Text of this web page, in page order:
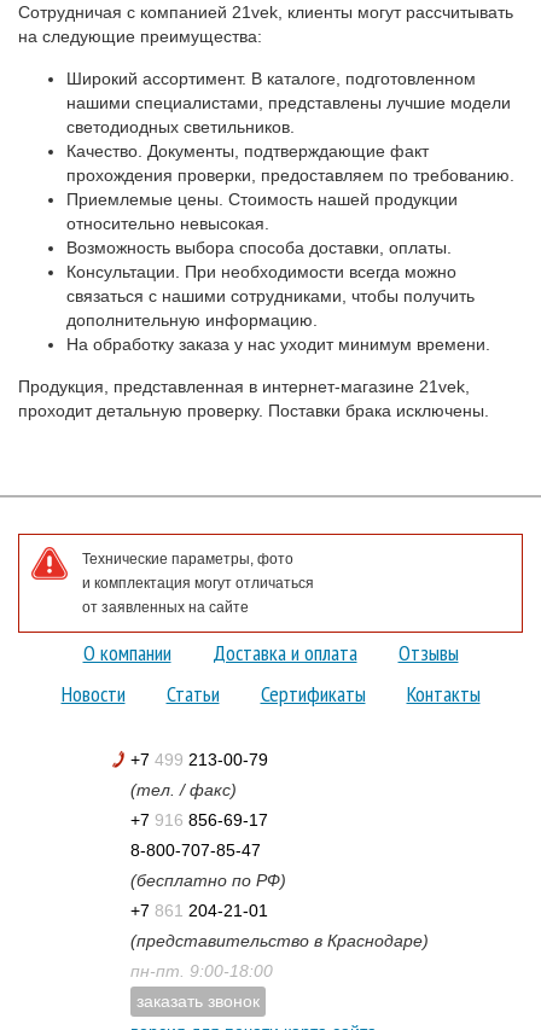
Сотрудничая с компанией 21vek, клиенты могут рассчитывать
на следующие преимущества:
Широкий ассортимент. В каталоге, подготовленном
нашими специалистами, представлены лучшие модели
светодиодных светильников.
Качество. Документы, подтверждающие факт
прохождения проверки, предоставляем по требованию.
Приемлемые цены. Стоимость нашей продукции
относительно невысокая.
Возможность выбора способа доставки, оплаты.
Консультации. При необходимости всегда можно
связаться с нашими сотрудниками, чтобы получить
дополнительную информацию.
На обработку заказа у нас уходит минимум времени.
Продукция, представленная в интернет-магазине 21vek,
проходит детальную проверку. Поставки брака исключены.
Технические параметры, фото
и комплектация могут отличаться
от заявленных на сайте
О компании Доставка и оплата
Отзывы
Новости
Статьи Сертификаты Контакты
+7 499 213-00-79
(тел. / факс)
+7 916 856-69-17
8-800-707-85-47
(бесплатно по РФ)
+7 861 204-21-01
(представительство в Краснодаре)
пн-пт. 9:00-18:00
заказать звонок